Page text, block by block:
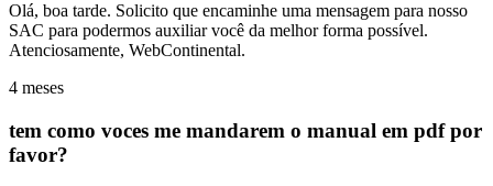
Olá, boa tarde. Solicito que encaminhe uma mensagem para nosso
SAC para podermos auxiliar você da melhor forma possível.
Atenciosamente, WebContinental.
4 meses
tem como voces me mandarem o manual em pdf por
favor?